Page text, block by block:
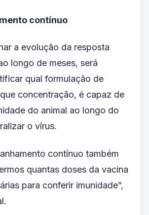
contínuo
a evolução da resposta
longo de meses, será
qual formulação de
concentração, é capaz de
do animal ao longo do
o vírus.
contínuo também
quantas doses da vacina
para conferir imunidade”,